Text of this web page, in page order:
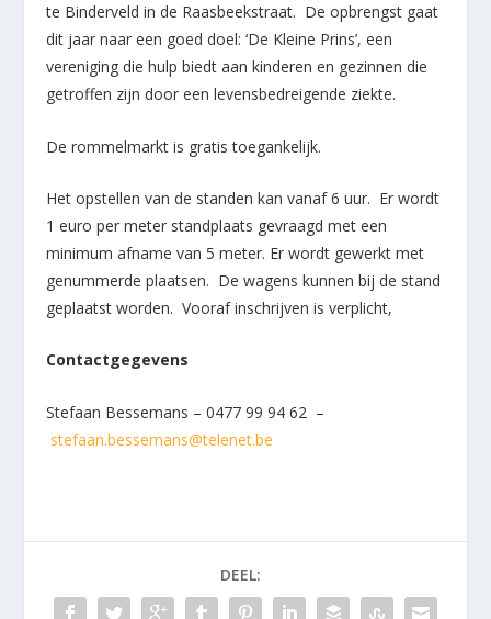
te Binderveld in de Raasbeekstraat. De opbrengst gaat
dit jaar naar een goed doel: ‘De Kleine Prins’, een
vereniging die hulp biedt aan kinderen en gezinnen die
getroffen zijn door een levensbedreigende ziekte.
De rommelmarkt is gratis toegankelijk.
Het opstellen van de standen kan vanaf 6 uur. Er wordt
1 euro per meter standplaats gevraagd met een
minimum afname van 5 meter. Er wordt gewerkt met
genummerde plaatsen. De wagens kunnen bij de stand
geplaatst worden. Vooraf inschrijven is verplicht,
Contactgegevens
Stefaan Bessemans – 0477 99 94 62 –
stefaan.bessemans@telenet.be
DEEL: